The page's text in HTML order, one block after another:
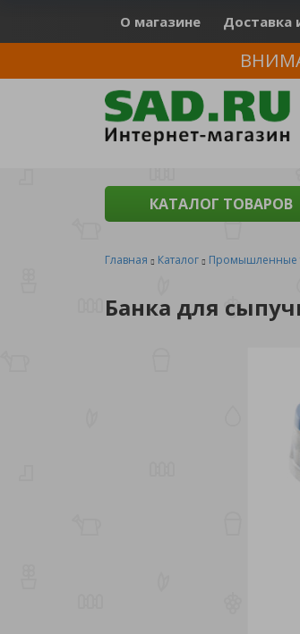
О магазине Доставка
КАТАЛОГ ТОВАРОВ
Главная Каталог Промышленные
Банка для